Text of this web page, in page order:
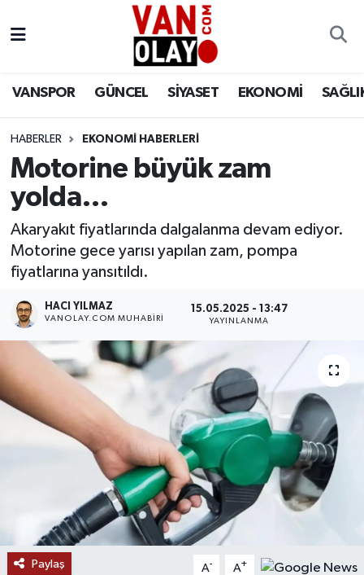
VANSPOR GÜNCEL SİYASET EKONOMİ
HABERLER EKONOMİ HABERLERİ
Motorine büyük zam
yolda…
Akaryakıt fiyatlarında dalgalanma devam ediyor.
Motorine gece yarısı yapılan zam, pompa
fiyatlarına yansıtıldı.
HACI YILMAZ
VANOLAY.COM MUHABIRI
15.05.2025 - 13:47
YAYINLANMA
Paylaş A- A+
Siyaset
Ekonomi
Sağlık
Eğitim
Bilim & Teknoloji
Dünya
RESMİ İLANLAR
Van Nöbetçi Eczaneler
Van Namaz Vakitleri
Van Trafik Yoğunluk Haritası
Süper Lig Puan Durumu ve Fikstür
Tüm Manşetler
Son Dakika Haberleri
Haber Arşivi